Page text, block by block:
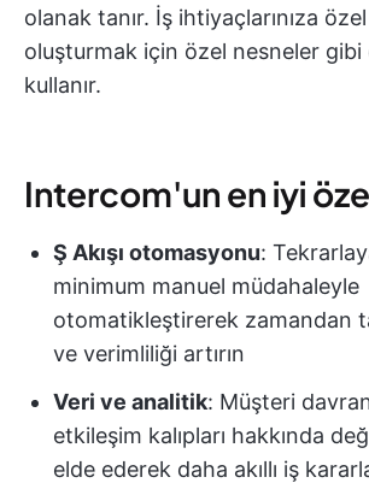
olanak tanır. İş ihtiyaçlarınıza özel
oluşturmak için özel nesneler gibi
kullanır.
Intercom'un en iyi
Ş Akışı otomasyonu:
minimum manuel müdahaleyle
otomatikleştirerek zamandan
ve verimliliği artırın
Veri ve analitik: Müşteri
etkileşim kalıpları hakkında
elde ederek daha akıllı iş